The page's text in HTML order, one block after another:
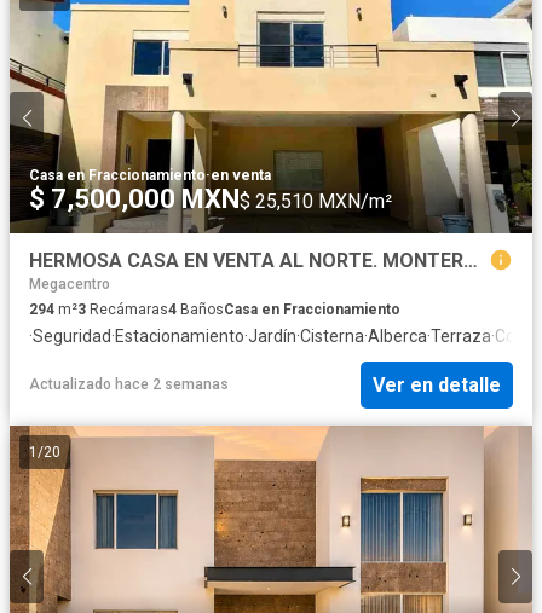
Casa en Fraccionamiento·en venta
$ 7,500,000 MXN$ 25,510 MXN/m²
HERMOSA CASA EN VENTA AL NORTE. MONTEROSA RESIDENCIAL
Megacentro
294 m²3 Recámaras4 BañosCasa en Fraccionamiento
·Seguridad·Estacionamiento·Jardín·Cisterna·Alberca·Terraza·
Actualizado hace 2 semanas Ver en detalle
1 /20